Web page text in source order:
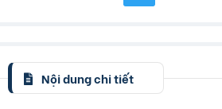
Nội dung chi tiết